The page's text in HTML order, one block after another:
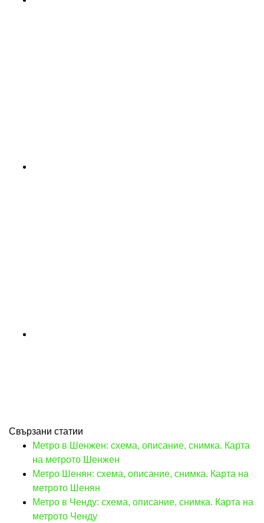
Свързани статии
Метро в Шенжен: схема, описание, снимка. Карта
на метрото Шенжен
Метро Шенян: схема, описание, снимка. Карта на
метрото Шенян
Метро в Ченду: схема, описание, снимка. Карта на
метрото Ченду